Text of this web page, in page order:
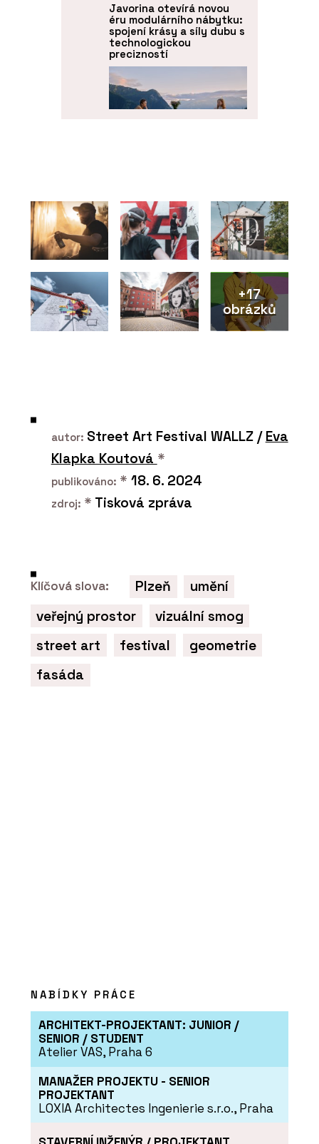
Javorina otevírá novou
éru modulárního nábytku:
spojení krásy a síly dubu s
technologickou
precizností
PRODUKTY
PRODUKTY
Konferenční stolky -
PRODUKTY
+17
obrázků
autor: Street Art Festival WALLZ / Eva
Klapka Koutová *
publikováno: * 18. 6. 2024
zdroj: * Tisková zpráva
Klíčová slova: Plzeň
umění
veřejný prostor
vizuální smog
street art
festival
geometrie
fasáda
NABÍDKY PRÁCE
ARCHITEKT-PROJEKTANT: JUNIOR /
SENIOR / STUDENT
Atelier VAS, Praha 6
MANAŽER PROJEKTU - SENIOR
PROJEKTANT
LOXIA Architectes Ingenierie s.r.o., Praha